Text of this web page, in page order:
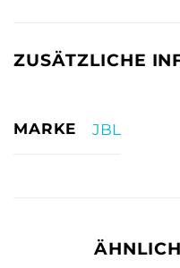
ZUSÄTZLICHE
MARKE JBL